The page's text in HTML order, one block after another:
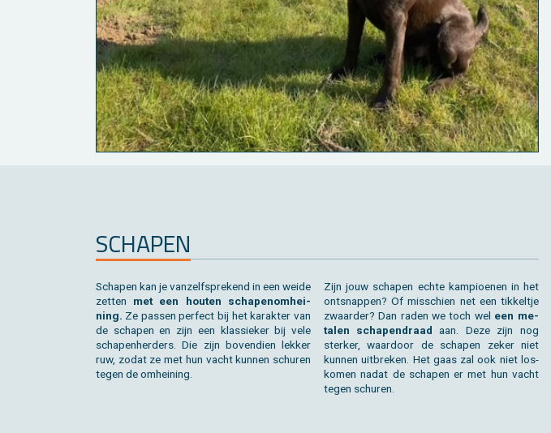
SCHA­PEN
Scha­pen kan je van­zelf­spre­kend in een weide
zet­ten met een hou­ten scha­pe­nom­hei­
ning. Ze pas­sen per­fect bij het ka­rak­ter van
de scha­pen en zijn een klas­sie­ker bij vele
scha­pen­her­ders. Die zijn bo­ven­dien lek­ker
ruw, zodat ze met hun vacht kun­nen schu­ren
tegen de om­hei­ning.
Zijn jouw scha­pen echte kam­pi­oe­nen in het
ont­snap­pen? Of mis­schien net een tik­kel­tje
zwaar­der? Dan raden we toch wel een me­
ta­len scha­pen­draad aan. Deze zijn nog
ster­ker, waar­door de scha­pen zeker niet
kun­nen uit­bre­ken. Het gaas zal ook niet los­
ko­men nadat de scha­pen er met hun vacht
tegen schu­ren.